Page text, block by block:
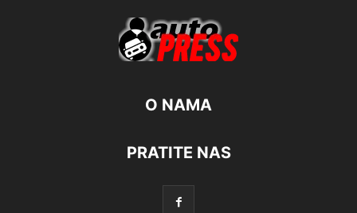
O NAMA
PRATITE NAS